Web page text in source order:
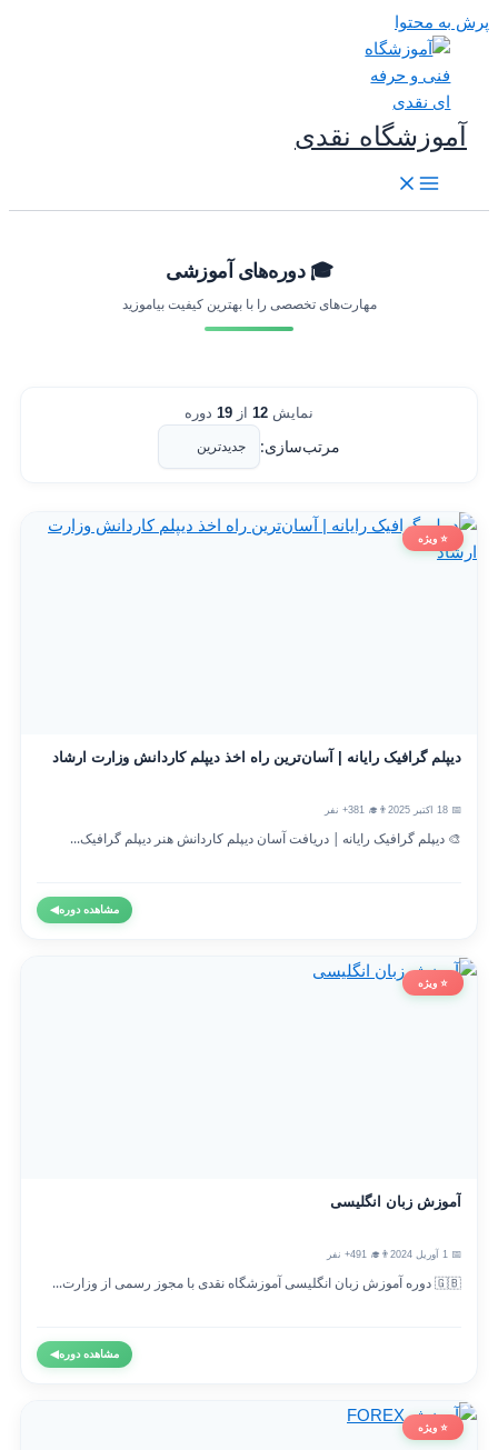
به محتوا
آموزشگاه نقدی
🎓 دوره‌های آموزشی
مهارت‌های تخصصی را با بهترین کیفیت بیاموزید
نمایش12 از 19 دوره
مرتب‌سازی:
⭐ ویژه
دیپلم گرافیک رایانه | آسان‌ترین راه اخذ دیپلم کاردانش وزارت ارشاد
👨‍🎓 381+ نفر
🎨 دیپلم گرافیک رایانه | دریافت آسان دیپلم کاردانش هنر دیپلم گرافیک...
مشاهده دوره◀
⭐ ویژه
آموزش زبان انگلیسی
👨‍🎓 491+ نفر
🇬🇧 دوره آموزش زبان انگلیسی آموزشگاه نقدی با مجوز رسمی از وزارت...
مشاهده دوره◀
⭐ ویژه